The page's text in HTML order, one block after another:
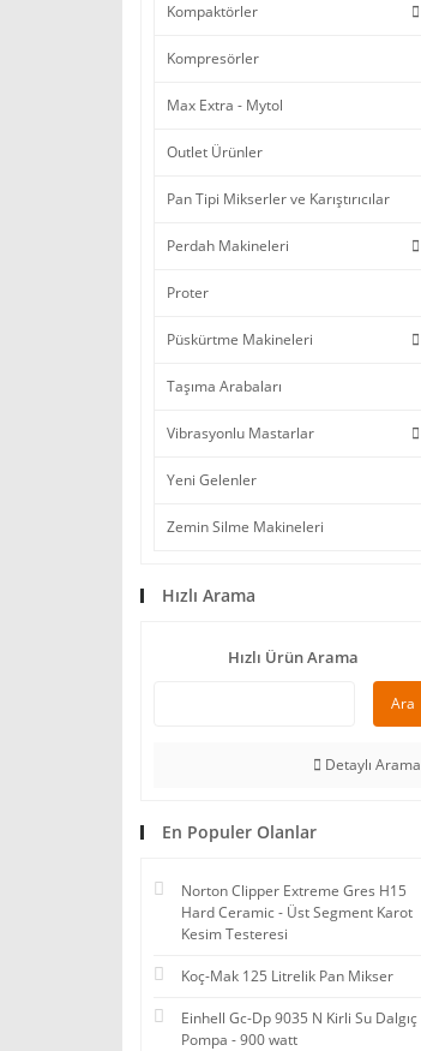
Kompaktörler
Kompresörler
Max Extra - Mytol
Outlet Ürünler
Pan Tipi Mikserler ve Karıştırıcılar
Perdah Makineleri
Proter
Püskürtme Makineleri
Taşıma Arabaları
Vibrasyonlu Mastarlar
Yeni Gelenler
Zemin Silme Makineleri
Hızlı Arama
Hızlı Ürün Arama
Ara
Detaylı Arama
En Populer Olanlar
Norton Clipper Extreme Gres H15
Hard Ceramic - Üst Segment Karot
Kesim Testeresi
Koç-Mak 125 Litrelik Pan Mikser
Einhell Gc-Dp 9035 N Kirli Su Dalgıç
Pompa - 900 watt